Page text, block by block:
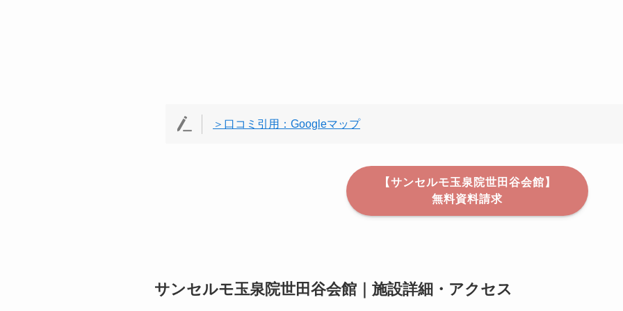
＞口コミ引用：Googleマップ
【サンセルモ玉泉院世田谷会館】
無料資料請求
サンセルモ玉泉院世田谷会館｜施設詳細・アクセス